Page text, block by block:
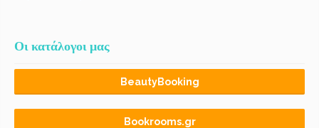
Οι κατάλογοι μας
BeautyBooking
Bookrooms.gr